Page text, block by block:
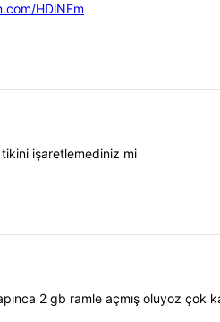
HDlNFm
işaretlemediniz mi
2 gb ramle açmış oluyoz çok